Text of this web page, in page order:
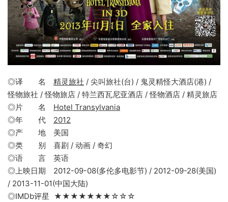
◎译 名 精灵旅社 / 尖叫旅社(台) / 鬼灵精怪大酒店(港) /
怪物旅社 / 怪物旅店 / 特兰西瓦尼亚酒店 / 怪物酒店 / 精灵旅店
◎片 名 Hotel Transylvania
◎年 代 2012
◎产 地 美国
◎类 别 喜剧 / 动画 / 奇幻
◎语 言 英语
◎上映日期 2012-09-08(多伦多电影节) / 2012-09-28(美国)
/ 2013-11-01(中国大陆)
◎IMDb评星 ★★★★★★★☆☆☆